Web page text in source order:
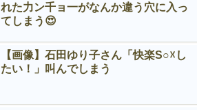
れた力ン千ョ一がなんか違う穴に入っ
てしまう😍
【画像】石田ゆり子さん「快楽S○☓し
たい！」叫んでしまう